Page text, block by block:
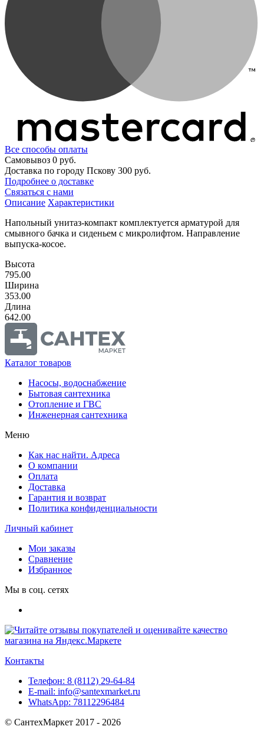
Все способы оплаты
Самовывоз 0 руб.
Доставка по городу Пскову 300 руб.
Подробнее о доставке
Связаться с нами
Описание Характеристики
Напольный унитаз-компакт комплектуется арматурой для
смывного бачка и сиденьем с микролифтом. Направление
выпуска-косое.
Высота
795.00
Ширина
353.00
Длина
642.00
Каталог товаров
Насосы, водоснабжение
Бытовая сантехника
Отопление и ГВС
Инженерная сантехника
Меню
Как нас найти. Адреса
О компании
Оплата
Доставка
Гарантия и возврат
Политика конфиденциальности
Личный кабинет
Мои заказы
Сравнение
Избранное
Мы в соц. сетях
Контакты
Телефон: 8 (8112) 29-64-84
E-mail: info@santexmarket.ru
WhatsApp: 78112296484
© СантехМаркет 2017 - 2026